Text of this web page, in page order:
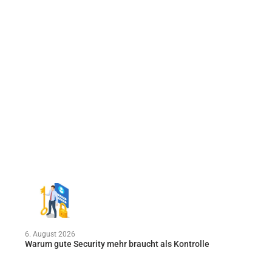
6. August 2026
Warum gute Security mehr braucht als Kontrolle